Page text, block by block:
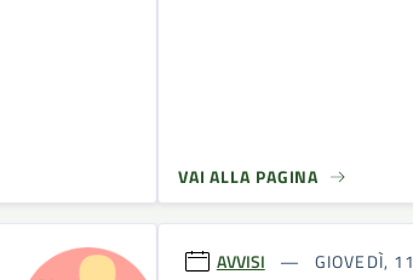
VAI ALLA PAGINA
AVVISI
GIOVEDÌ, 11